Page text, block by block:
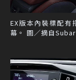
EX版本內裝標配有
幕。 圖／摘自